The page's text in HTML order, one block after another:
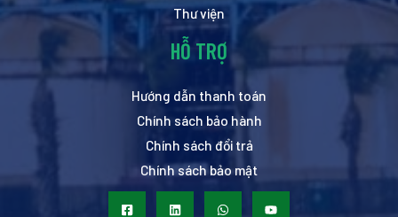
Thư viện
HỖ TRỢ
Hướng dẫn thanh toán
Chính sách bảo hành
Chính sách đổi trả
Chính sách bảo mật